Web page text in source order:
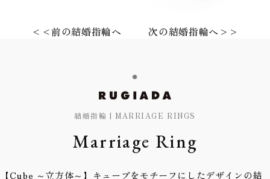
<<前の結婚指輪へ 次の結婚指輪へ>>
結婚指輪 | MARRIAGE RINGS
Marriage Ring
【Cube ～立方体～】キューブをモチーフにしたデザインの結